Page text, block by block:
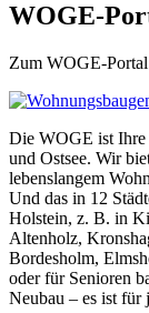
WOGE-
Zum WOGE-
Die WOGE ist Ihre
und Ostsee. Wir
lebenslangem
Und das in 12
Holstein, z. B. in
Altenholz,
Bordesholm,
oder für Senioren
Neubau – es ist für